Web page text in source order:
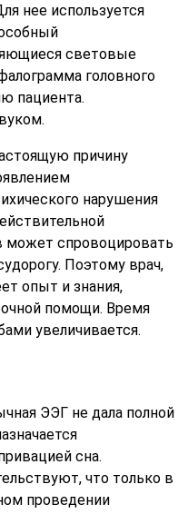
нее используется
световые
головного
пациента.
причину
нарушения
может спровоцировать
Поэтому врач,
опыт и знания,
помощи. Время
увеличивается.
ЭЭГ не дала полной
сна.
что только в
проведении